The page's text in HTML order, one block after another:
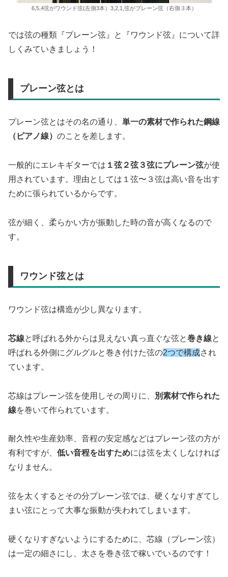
6,5,4弦がワウンド弦(左側3本）3,2,1,弦がプレーン弦（右側３本）
では弦の種類『プレーン弦』と『ワウンド弦』について詳
しくみていきましょう！
プレーン弦とは
プレーン弦とはその名の通り、 単一の素材で作られた鋼線
（ピアノ線） のことを差します。
一般的にエレキギターでは １弦２弦３弦にプレーン弦が使
用されています。理由としては１弦〜３弦は高い音を出す
ために張られているからです。
弦が細く、柔らかい方が振動した時の音が高くなるので
す。
ワウンド弦とは
ワウンド弦は構造が少し異なります。
芯線と呼ばれる外からは見えない真っ直ぐな弦と巻き線と
呼ばれる外側にグルグルと巻き付けた弦の2つで構成され
ています。
芯線はプレーン弦を使用しその周りに、
別素材で作られた
線を巻いて作られています。
耐久性や生産効率、音程の安定感などはプレーン弦の方が
有利ですが、 低い音程を出すためには弦を太くしなければ
なりません。
弦を太くするとその分プレーン弦では、硬くなりすぎてし
まい弦にとって大事な振動が失われてしまいます。
硬くなりすぎないようにするために、芯線（プレーン弦）
は一定の細さにし、太さを巻き弦で稼いでいるのです！